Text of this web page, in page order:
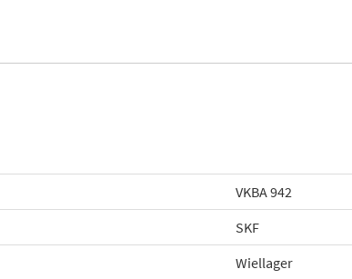
VKBA 942
SKF
Wiellager